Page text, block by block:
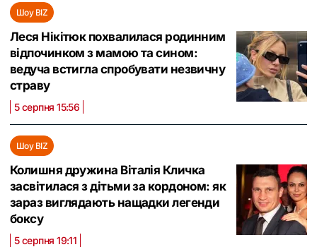
Шоу BIZ
Леся Нікітюк похвалилася родинним
відпочинком з мамою та сином:
ведуча встигла спробувати незвичну
страву
5 серпня 15:56
Шоу BIZ
Колишня дружина Віталія Кличка
засвітилася з дітьми за кордоном: як
зараз виглядають нащадки легенди
боксу
5 серпня 19:11